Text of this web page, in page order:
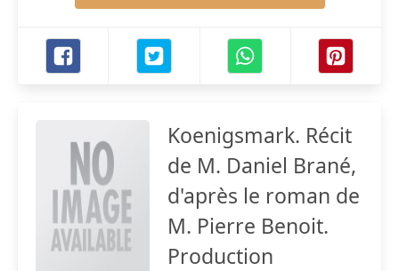
Koenigsmark. Récit
de M. Daniel Brané,
d'après le roman de
M. Pierre Benoit.
Production